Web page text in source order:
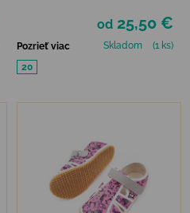
od 25,50 €
Pozrieť viac Skladom
(1 ks)
20